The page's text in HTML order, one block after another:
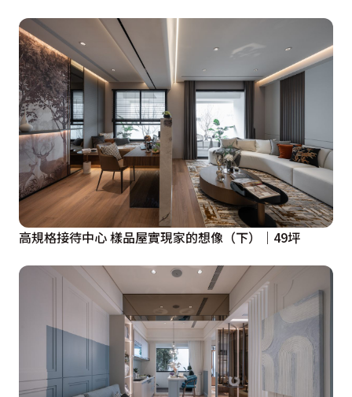
高規格接待中心 樣品屋實現家的想像（下）｜49坪